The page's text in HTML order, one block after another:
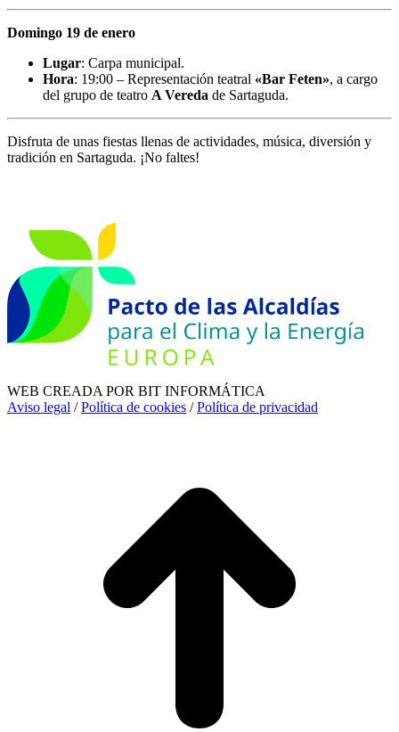
Domingo 19 de enero
Lugar: Carpa municipal.
Hora: 19:00 – Representación teatral «Bar Feten», a cargo
del grupo de teatro A Vereda de Sartaguda.
Disfruta de unas fiestas llenas de actividades, música, diversión y
tradición en Sartaguda. ¡No faltes!
WEB CREADA POR BIT INFORMÁTICA
Aviso legal /Política de cookies /Política de privacidad